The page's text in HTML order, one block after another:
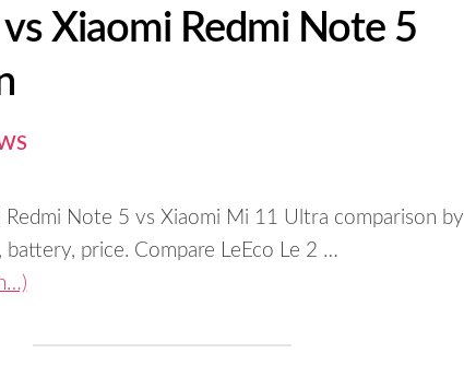
vs Xiaomi Redmi Note 5
Redmi Note 5 vs Xiaomi Mi 11 Ultra comparison by
battery, price. Compare LeEco Le 2 …